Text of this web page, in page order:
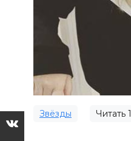
Звёзды Читать 1